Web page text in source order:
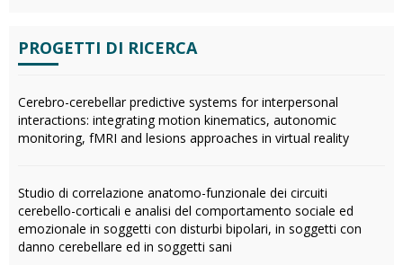
PROGETTI DI RICERCA
Cerebro-cerebellar predictive systems for interpersonal
interactions: integrating motion kinematics, autonomic
monitoring, fMRI and lesions approaches in virtual reality
Studio di correlazione anatomo-funzionale dei circuiti
cerebello-corticali e analisi del comportamento sociale ed
emozionale in soggetti con disturbi bipolari, in soggetti con
danno cerebellare ed in soggetti sani